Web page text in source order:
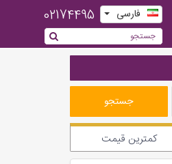
فارسی 02174495
جستجو
کمترین قیمت